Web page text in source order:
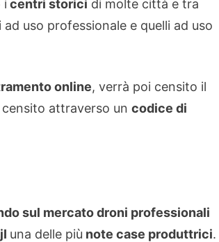
i centri storici di molte città e tra
uso professionale e quelli ad uso
online, verrà poi censito il
attraverso un codice di
sul mercato droni professionali
una delle più note case produttrici.